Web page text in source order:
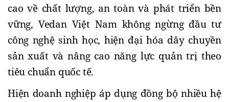
cao về chất lượng, an toàn và phát triển bền
vững, Vedan Việt Nam không ngừng đầu tư
công nghệ sinh học, hiện đại hóa dây chuyền
sản xuất và nâng cao năng lực quản trị theo
tiêu chuẩn quốc tế.
Hiện doanh nghiệp áp dụng đồng bộ nhiều hệ